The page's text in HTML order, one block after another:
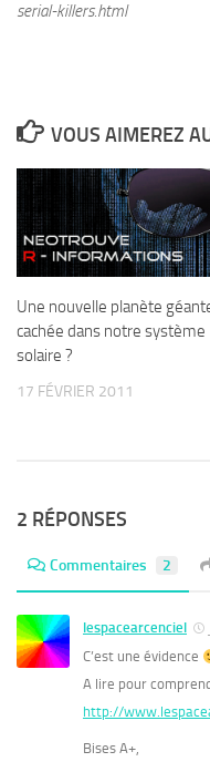
serial-killers.html
VOUS AIMEREZ
Une nouvelle planète
cachée dans notre système
solaire ?
17 FÉVRIER 2011
2 RÉPONSES
Commentaires 2
lespacearcenciel
C’est une évidence
A lire pour
http://
Bises A+,